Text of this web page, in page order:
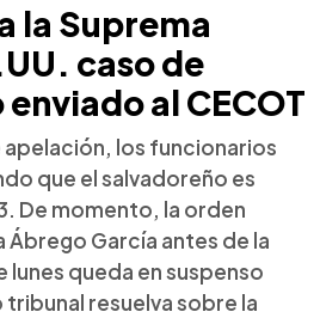
la Suprema
caso de
al CECOT
los funcionarios
que el salvadoreño es
De momento, la orden
García antes de la
queda en suspenso
tribunal resuelva sobre la